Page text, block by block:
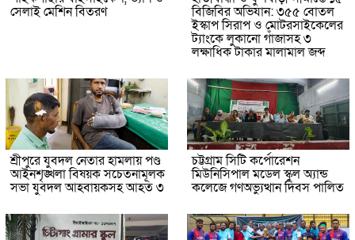
সেলাই মেশিন বিতরণ বিজিবির অভিযান: ৩৫৫ বোতল
ইস্কাপ সিরাপ ও মোটরসাইকেলের
ট্যাংকে লুকানো গাঁজাসহ ৩
লক্ষাধিক টাকার মালামাল জব্দ
শ্রীপুরে যুবদল নেতার হামলায় পণ্ড
আইনশৃঙ্খলা বিষয়ক সচেতনামূলক
সভা যুবদল আহবায়কসহ আহত ৩
চট্টগ্রাম সিটি কর্পোরেশন
মিউনিসিপাল মডেল স্কুল অ্যান্ড
কলেজে গণঅভ্যুত্থান দিবস পালিত